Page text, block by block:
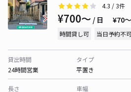
4.3 / 3件
¥700〜 / 日 ¥70
時間貸し可 当日予約不
貸出時間
24時間営業
タイプ
平置き
長さ
車幅